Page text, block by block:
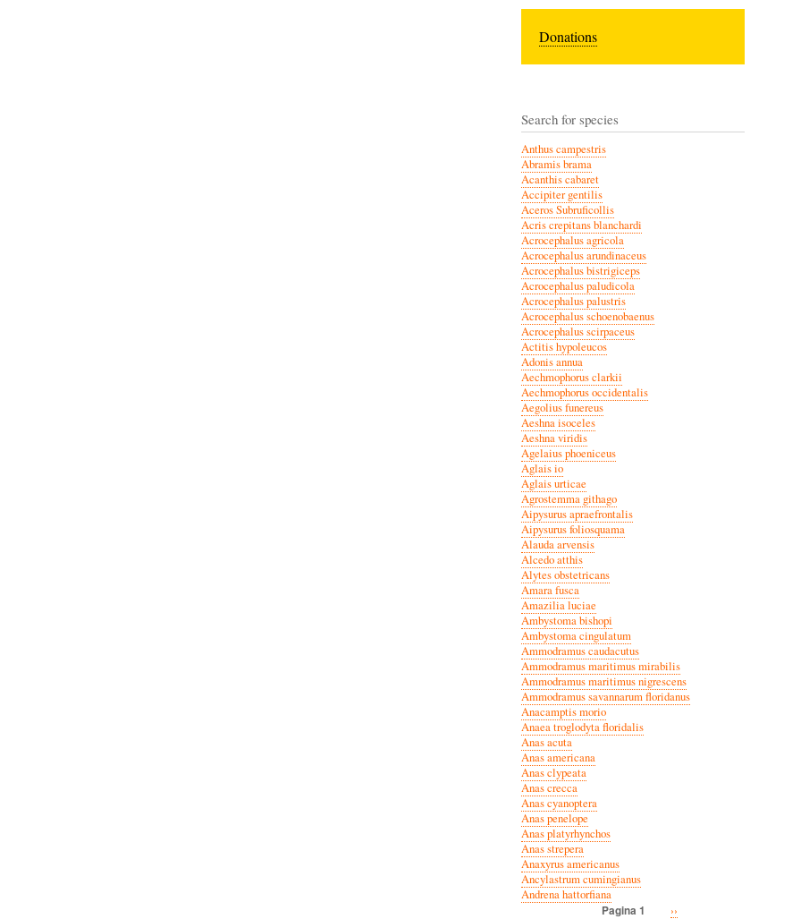
Donations
Search for species
Anthus campestris
Abramis brama
Acanthis cabaret
Accipiter gentilis
Aceros Subruficollis
Acris crepitans blanchardi
Acrocephalus agricola
Acrocephalus arundinaceus
Acrocephalus bistrigiceps
Acrocephalus paludicola
Acrocephalus palustris
Acrocephalus schoenobaenus
Acrocephalus scirpaceus
Actitis hypoleucos
Adonis annua
Aechmophorus clarkii
Aechmophorus occidentalis
Aegolius funereus
Aeshna isoceles
Aeshna viridis
Agelaius phoeniceus
Aglais io
Aglais urticae
Agrostemma githago
Aipysurus apraefrontalis
Aipysurus foliosquama
Alauda arvensis
Alcedo atthis
Alytes obstetricans
Amara fusca
Amazilia luciae
Ambystoma bishopi
Ambystoma cingulatum
Ammodramus caudacutus
Ammodramus maritimus mirabilis
Ammodramus maritimus nigrescens
Ammodramus savannarum floridanus
Anacamptis morio
Anaea troglodyta floridalis
Anas acuta
Anas americana
Anas clypeata
Anas crecca
Anas cyanoptera
Anas penelope
Anas platyrhynchos
Anas strepera
Anaxyrus americanus
Ancylastrum cumingianus
Andrena hattorfiana
Pagina 1
Volgende
››